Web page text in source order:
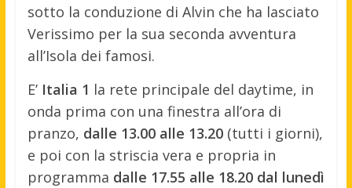
sotto la conduzione di Alvin che ha lasciato
Verissimo per la sua seconda avventura
all’Isola dei famosi.
E’ Italia 1 la rete principale del daytime, in
onda prima con una finestra all’ora di
pranzo, dalle 13.00 alle 13.20 (tutti i giorni),
e poi con la striscia vera e propria in
programma dalle 17.55 alle 18.20 dal lunedì